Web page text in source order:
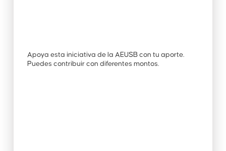
Apoya esta iniciativa de la AEUSB con tu aporte.
Puedes contribuir con diferentes montos.